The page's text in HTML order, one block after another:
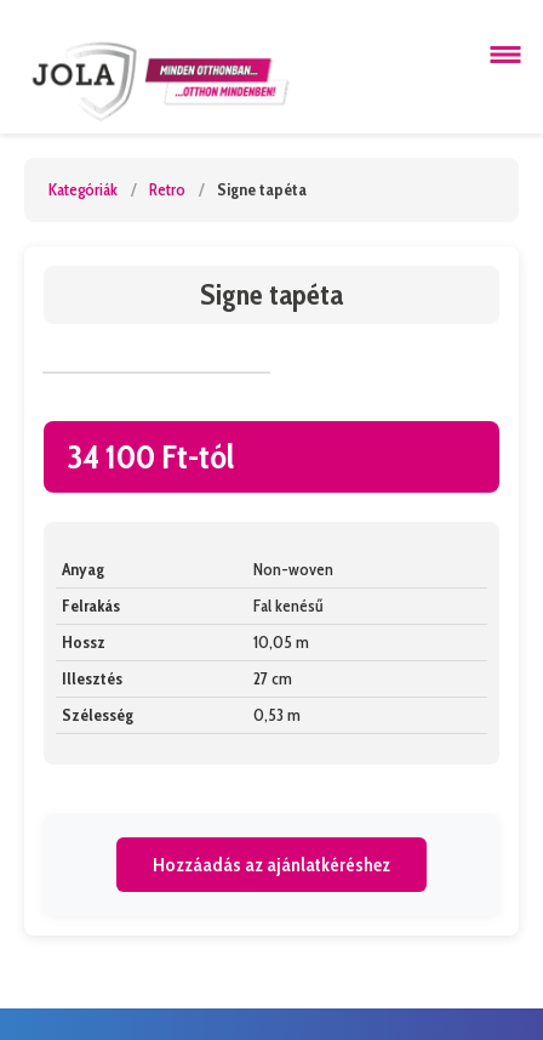
Kategóriák / Retro / Signe tapéta
Signe tapéta
34 100 Ft-tól
Anyag
Non-woven
Felrakás
Fal kenésű
Hossz
10,05 m
Illesztés
27 cm
Szélesség
0,53 m
Hozzáadás az ajánlatkéréshez